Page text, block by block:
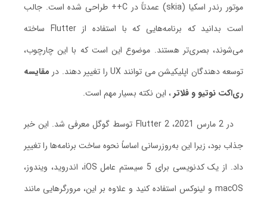
موتور رندر اسکیا (skia) عمدتاً در C++ طراحی شده است. جالب
است بدانید که برنامه‌هایی که با استفاده از Flutter ساخته
می‌شوند، بصری‌تر هستند. موضوع این است که با این چارچوب،
توسعه دهندگان اپلیکیشن می توانند UX را تغییر دهند. در
مقایسه
ری‌اکت نوتیو و فلاتر، این نکته بسیار مهم است.
در 2 مارس 2021، Flutter 2 توسط گوگل معرفی شد. این خبر
جذاب بود، زیرا این به‌روزرسانی اساساً نحوه ساخت برنامه‌ها را تغییر
داد. از یک کدنویسی برای 5 سیستم عامل iOS، اندروید، ویندوز،
macOS و لینوکس استفاده کنید و علاوه بر این، مرورگرهایی مانند